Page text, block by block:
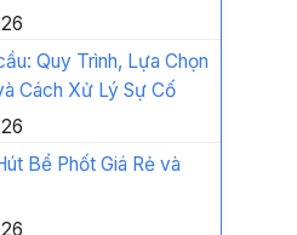
Quy Trình, Lựa Chọn
Cách Xử Lý Sự Cố
Bể Phốt Giá Rẻ và